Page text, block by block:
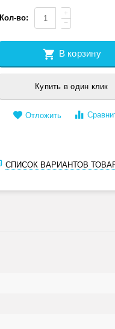
Кол-во:
+
−
В корзину
Купить в один клик
Отложить
СПИСОК ВАРИАНТОВ